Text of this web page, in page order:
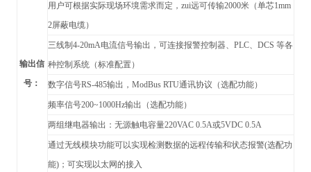
输出信
号：
用户可根据实际现场环境需求而定，zui远可传输2000米（单芯1mm
2屏蔽电缆）
三线制4-20mA电流信号输出，可连接报警控制器、PLC、DCS 等各
种控制系统（标准配置）
数字信号RS-485输出， ModBus RTU通讯协议（选配功能）
频率信号200~1000Hz输出（选配功能）
两组继电器输出：无源触电容量220VAC 0.5A或5VDC 0.5A
通过无线模块功能可以实现检测数据的远程传输和状态报警(选配功
能)；可实现以太网的接入